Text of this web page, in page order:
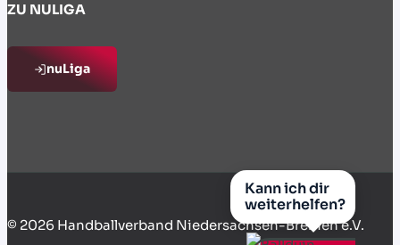
ZU NULIGA
nuLiga
© 2026 Handballverband Niedersachsen-Bremen e.V.
Kann ich dir
weiterhelfen?